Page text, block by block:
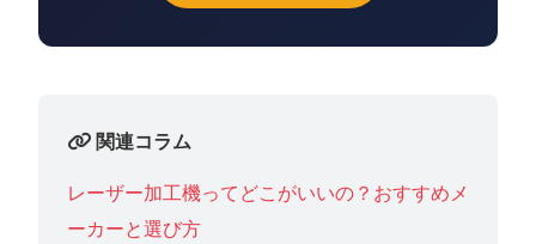
関連コラム
レーザー加工機ってどこがいいの？おすすめメ
ーカーと選び方